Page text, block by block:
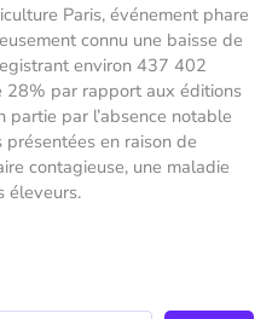
Paris, événement phare
connu une baisse de
environ 437 402
28% par rapport aux éditions
partie par l’absence notable
en raison de
contagieuse, une maladie
éleveurs.